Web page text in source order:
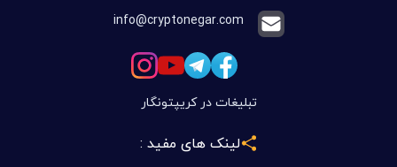
info@cryptonegar.com
تبلیغات در کریپتونگار
لینک های مفید :